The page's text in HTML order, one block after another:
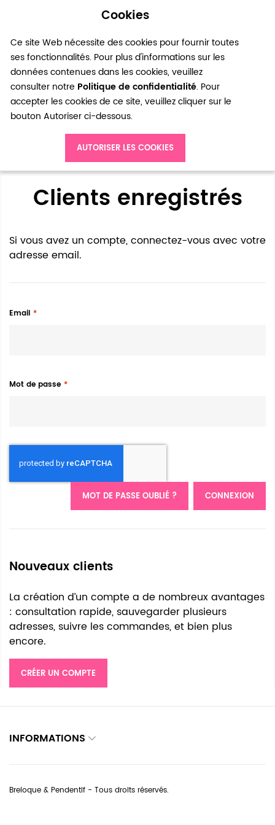
Cookies
Ce site Web nécessite des cookies pour fournir toutes
ses fonctionnalités. Pour plus d'informations sur les
données contenues dans les cookies, veuillez
consulter notre Politique de confidentialité. Pour
accepter les cookies de ce site, veuillez cliquer sur le
bouton Autoriser ci-dessous.
AUTORISER LES COOKIES
0
Accès client
Clients enregistrés
Si vous avez un compte, connectez-vous avec votre
adresse email.
Email
Mot de passe
CONNEXION
MOT DE PASSE OUBLIÉ ?
Nouveaux clients
La création d’un compte a de nombreux avantages
: consultation rapide, sauvegarder plusieurs
adresses, suivre les commandes, et bien plus
encore.
CRÉER UN COMPTE
INFORMATIONS
Breloque & Pendentif - Tous droits réservés.